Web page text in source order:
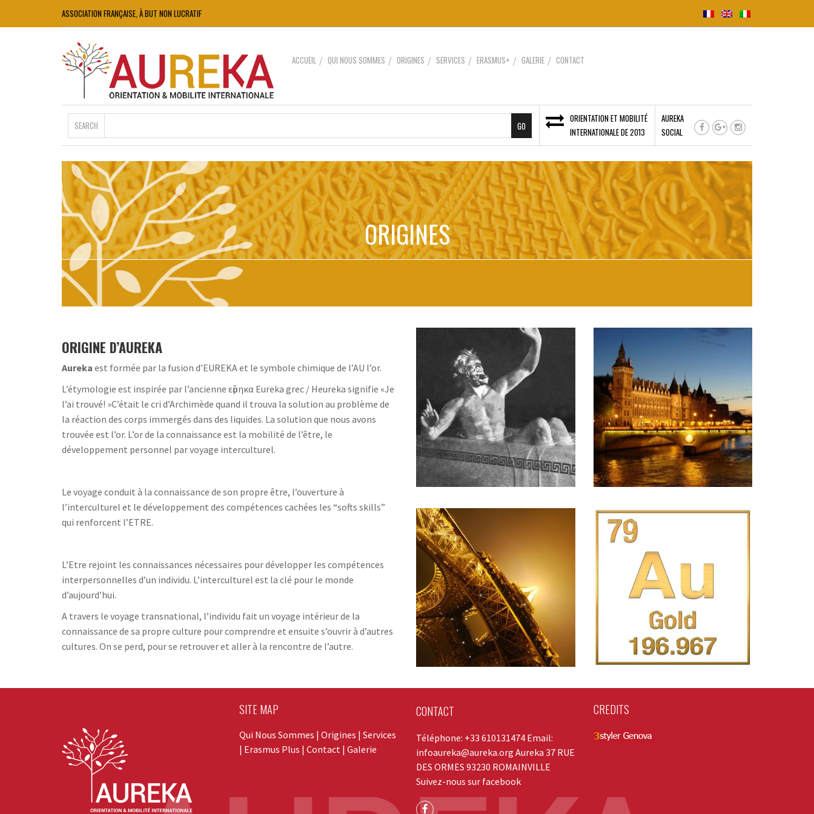
ASSOCIATION FRANÇAISE, À BUT NON LUCRATIF
ACCUEIL QUI NOUS SOMMES ORIGINES SERVICES ERASMUS+ GALERIE CONTACT
ORIENTATION ET MOBILITÉ
INTERNATIONALE DE 2013
AUREKA
SOCIAL
SEARCH
ORIGINES
ORIGINE D’AUREKA
Aureka est formée par la fusion d’EUREKA et le symbole chimique de l’AU l’or.
L’étymologie est inspirée par l’ancienne εὕρηκα Eureka grec / Heureka signifie «Je
l’ai trouvé! »C’était le cri d’Archimède quand il trouva la solution au problème de
la réaction des corps immergés dans des liquides. La solution que nous avons
trouvée est l’or. L’or de la connaissance est la mobilité de l’être, le
développement personnel par voyage interculturel.
Le voyage conduit à la connaissance de son propre être, l’ouverture à
l’interculturel et le développement des compétences cachées les “softs skills”
qui renforcent l’ETRE.
L’Etre rejoint les connaissances nécessaires pour développer les compétences
interpersonnelles d’un individu. L’interculturel est la clé pour le monde
d’aujourd’hui.
A travers le voyage transnational, l’individu fait un voyage intérieur de la
connaissance de sa propre culture pour comprendre et ensuite s’ouvrir à d’autres
cultures. On se perd, pour se retrouver et aller à la rencontre de l’autre.
SITE MAP
Qui Nous Sommes | Origines | Services
| Erasmus Plus | Contact | Galerie
CONTACT
Téléphone: +33 610131474 Email:
infoaureka@aureka.org Aureka 37 RUE
DES ORMES 93230 ROMAINVILLE
Suivez-nous sur facebook
CREDITS